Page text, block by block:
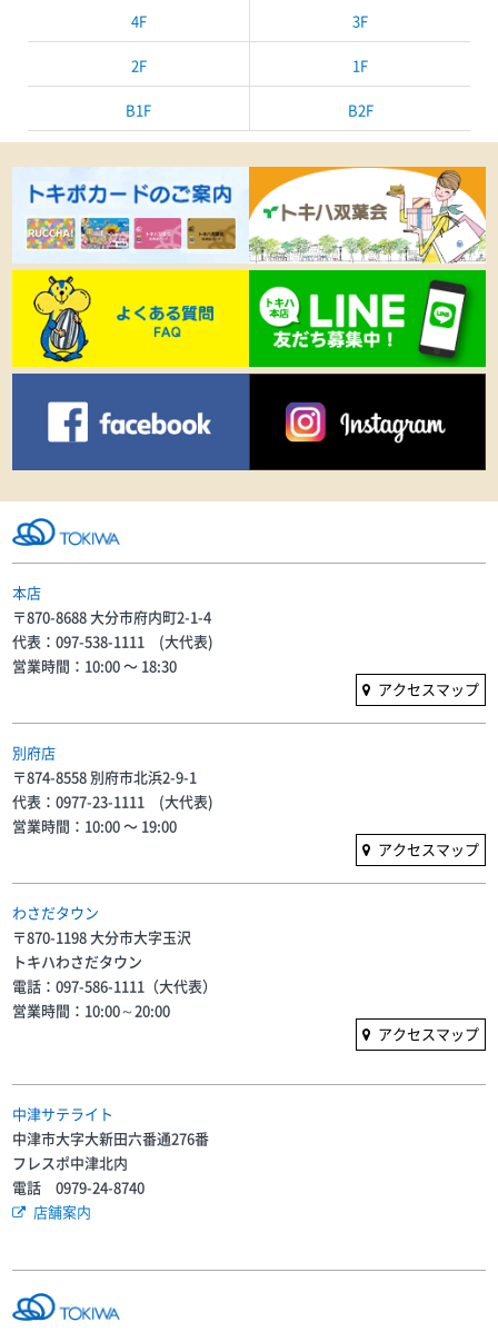
4F 3F
2F 1F
B1F B2F
本店
〒870-8688 大分市府内町2-1-4
代表：097-538-1111 (大代表)
営業時間：10:00 〜 18:30
アクセスマップ
別府店
〒874-8558 別府市北浜2-9-1
代表：0977-23-1111 (大代表)
営業時間：10:00 〜 19:00
アクセスマップ
わさだタウン
〒870-1198 大分市大字玉沢
トキハわさだタウン
電話：097-586-1111（大代表）
営業時間：10:00～20:00
アクセスマップ
中津サテライト
中津市大字大新田六番通276番
フレスポ中津北内
電話 0979-24-8740
店舗案内